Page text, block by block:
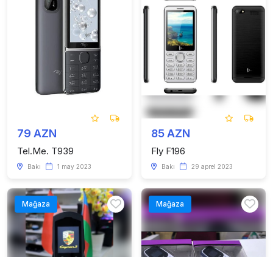
79 AZN
Tel.Me. T939
Bakı 1 may 2023
85 AZN
Fly F196
Bakı 29 aprel 2023
Mağaza Mağaza